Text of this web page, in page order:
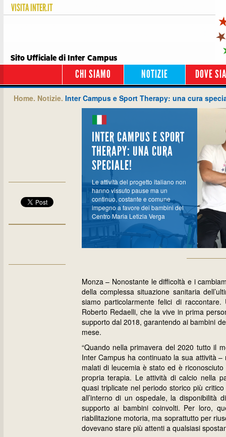
VISITAINTER.IT
Sito Ufficiale di Inter Campus
CHI SIAMO NOTIZIE DOVE
Home. Notizie. Inter Campus e Sport Therapy: una cura
INTER CAMPUS E SPORT
THERAPY: UNA CURA
SPECIALE!
Le attività del progetto italiano non
hanno vissuto pause ma un
continuo, costante e comune
impegno a favore dei bambini del
Centro Maria Letizia Verga
Monza – Nonostante le difficoltà e i
della complessa situazione sanitaria
siamo particolarmente felici di
Roberto Redaelli, che la vive in prima
supporto dal 2018, garantendo ai bambini
mese.
“Quando nella primavera del 2020 tutto il
Inter Campus ha continuato la sua attività
malati di leucemia è stato ed è
propria terapia. Le attività di calcio nella
quasi triplicate nel periodo storico più
all’interno di un ospedale, la disponibilità
supporto ai bambini coinvolti. Per loro,
riabilitazione motoria, ma soprattutto per
dovevano stare più attenti a qualsiasi